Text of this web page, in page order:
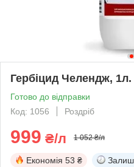
Гербіцид Челендж,
Готово до відправки
Код: 1056
Роздріб
999 ₴/л 1 052 ₴/л
Економія 53 ₴